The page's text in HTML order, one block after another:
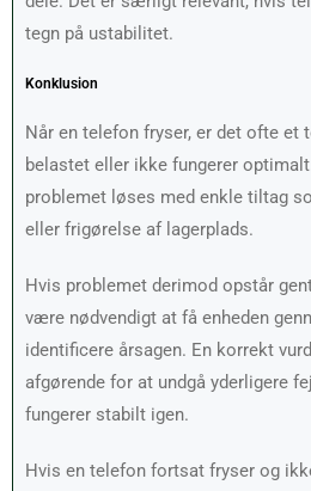
tegn på ustabilitet.
Konklusion
Når en telefon fryser, er det ofte et
belastet eller ikke fungerer
problemet løses med enkle tiltag
eller frigørelse af lagerplads.
Hvis problemet derimod opstår
være nødvendigt at få enheden
identificere årsagen. En korrekt
afgørende for at undgå yderligere
fungerer stabilt igen.
Hvis en telefon fortsat fryser og